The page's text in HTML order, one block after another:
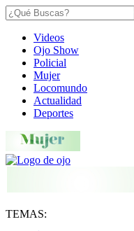
Videos
Ojo Show
Policial
Mujer
Locomundo
Actualidad
Deportes
TEMAS: